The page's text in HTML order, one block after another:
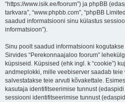
“https://www.isik.ee/foorum”) ja phpBB
tarkvara”, “www.phpbb.com”, “phpBB
saadud informatsiooni sinu külastus
informatsioon”).
Sinu poolt saadud informatsiooni
Sirvides “Perekonnaajaloo foorum”
küpsiseid. Küpsised (ehk ingl. k “cookie”)
andmeplokki, mille veebiserver saadab
salvestatakse teie arvuti kõvakettale.
kasutaja identifitseerimise tunnust
sessiooni identifitseerimise tunnust